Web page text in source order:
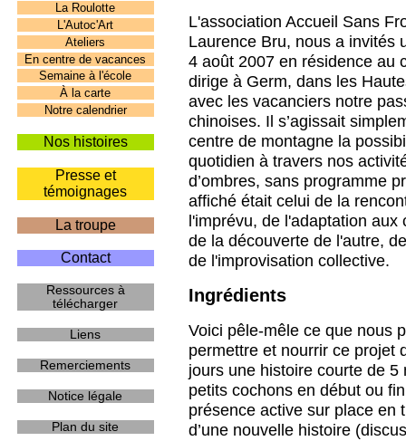
L'association Accueil Sans
Laurence Bru, nous a invités
4 août 2007 en résidence au
dirige à Germ, dans les
avec les vacanciers notre
chinoises. Il s’agissait
centre de montagne la
quotidien à travers nos
d’ombres, sans programme
affiché était celui de la
l'imprévu, de l'adaptation
de la découverte de l'autre,
de l'improvisation collective.
Ingrédients
Voici pêle-mêle ce que nous
permettre et nourrir ce projet
jours une histoire courte de
petits cochons en début ou
présence active sur place en
d’une nouvelle histoire
La Roulotte
L'Autoc'Art
Ateliers
En centre de vacances
Semaine à l'école
À la carte
Notre calendrier
Nos histoires
Presse et
témoignages
La troupe
Contact
Ressources à
télécharger
Liens
Remerciements
Notice légale
Plan du site